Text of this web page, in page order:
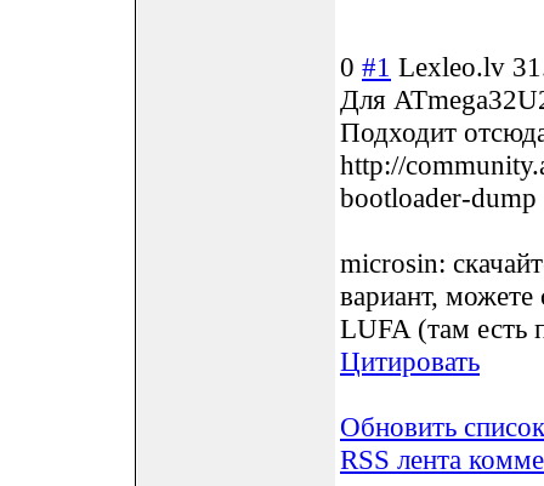
0 #1 Lexleo.lv
Для
Подходит
http://
bootloader-dump
microsin:
вариант, можете
LUFA (там есть
Цитировать
Обновить
RSS лента